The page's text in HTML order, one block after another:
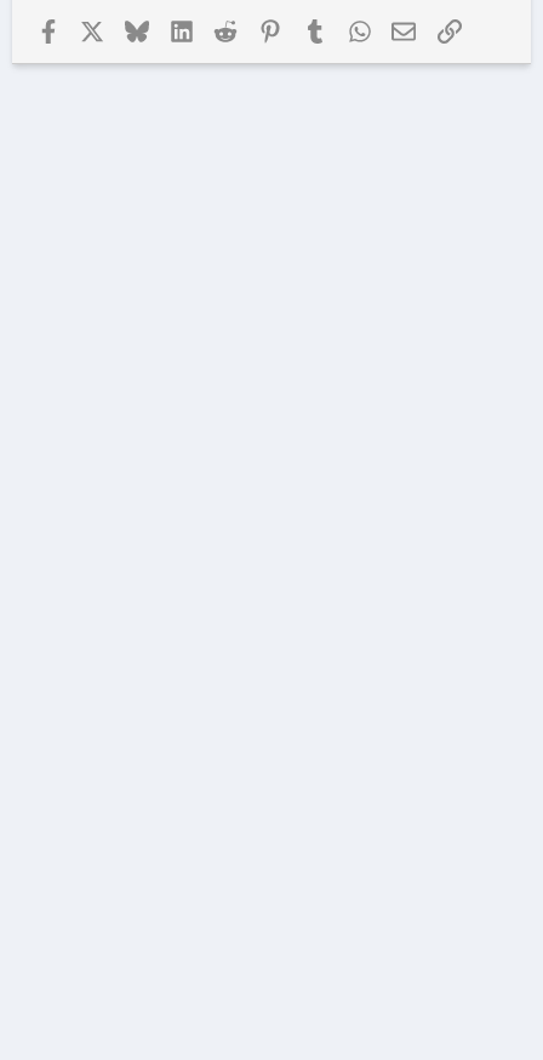
FacebookX (ทวิตเตอร์)
BlueskyLinkedInReddit Pinterest
TumblrWhatsApp
อีเมล ลิงก์